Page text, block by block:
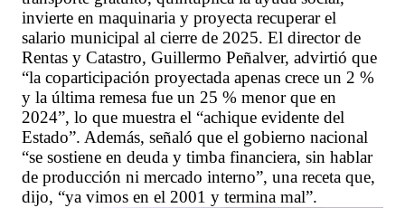
invierte en maquinaria y proyecta recuperar el
salario municipal al cierre de 2025. El director de
Rentas y Catastro, Guillermo Peñalver, advirtió que
“la coparticipación proyectada apenas crece un 2 %
y la última remesa fue un 25 % menor que en
2024”, lo que muestra el “achique evidente del
Estado”. Además, señaló que el gobierno nacional
“se sostiene en deuda y timba financiera, sin hablar
de producción ni mercado interno”, una receta que,
dijo, “ya vimos en el 2001 y termina mal”.